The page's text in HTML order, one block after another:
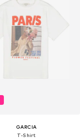
GARCIA
T-Shirt